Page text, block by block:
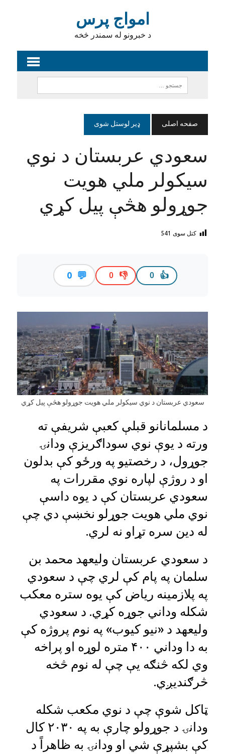
امواج پرس
د خبرونو له سمندر څخه
صفحه اصلی ډیر لوستل شوی
سعودي عربستان د نوي
سیکولر ملي هویت
جوړولو هڅې پیل کړي
کتل سوی 541
👍
0
👎
0
💬
0
سعودي عربستان د نوي سیکولر ملي هویت جوړولو هڅې پیل کړي
د مسلمانانو قبلې کعبې شریفې ته
ورته د یوې نوي سوداګریزې ودانۍ
جوړول، د رخصتیو په ورځو کې بدلون
او د روژې لپاره نوي مقررات په
سعودي عربستان کې د یوه داسې
نوي ملي هویت جوړلو نخښې دي چې
له دین سره تړاو نه لري.
د سعودي عربستان ولیعهد محمد بن
سلمان په پام کې لري چې د سعودي
په پلازمینه ریاض کې یوه ستره معکب
شکله وداني جوړه کړي. د سعودي
ولیعهد د «نیو کیوب» په نوم پروژه کې
به دا وداني ۴۰۰ متره لوړه او پراخه
وي لکه څنګه یې چې له نوم څخه
څرګندیږي.
ټاکل شوې چې د نوي مکعب شکله
ودانۍ د جوړولو چارې به په ۲۰۳۰ کال
کې بشپړې شي او ودانۍ به ظاهراً د